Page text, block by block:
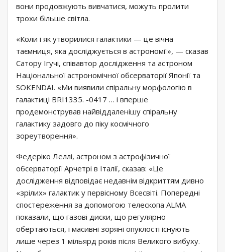
вони продовжують вивчатися, можуть пролити
трохи більше світла.
«Коли і як утворилися галактики — це вічна
таємниця, яка досліджується в астрономії», — сказав
Сатору Ігучі, співавтор дослідження та астроном
Національної астрономічної обсерваторії Японії та
SOKENDAI. «Ми виявили спіральну морфологію в
галактиці BRI1335. -0417 … і вперше
продемонстрував найвіддаленішу спіральну
галактику задовго до піку космічного
зореутворення».
Федеріко Леллі, астроном з астрофізичної
обсерваторії Арчетрі в Італії, сказав: «Це
дослідження відповідає недавнім відкриттям дивно
«зрілих» галактик у первісному Всесвіті. Попередні
спостереження за допомогою телескопа ALMA
показали, що газові диски, що регулярно
обертаються, і масивні зоряні опуклості існують
лише через 1 мільярд років після Великого вибуху.